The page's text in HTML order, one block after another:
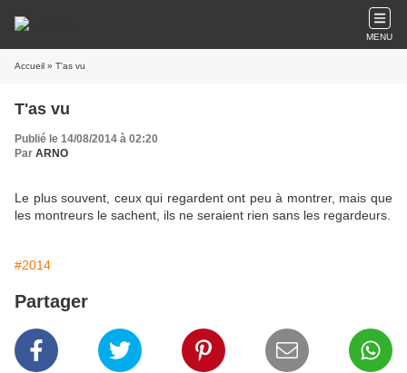
MENU
Accueil » T'as vu
T'as vu
Publié le 14/08/2014 à 02:20
Par ARNO
Le plus souvent, ceux qui regardent ont peu à montrer, mais que
les montreurs le sachent, ils ne seraient rien sans les regardeurs.
#2014
Partager